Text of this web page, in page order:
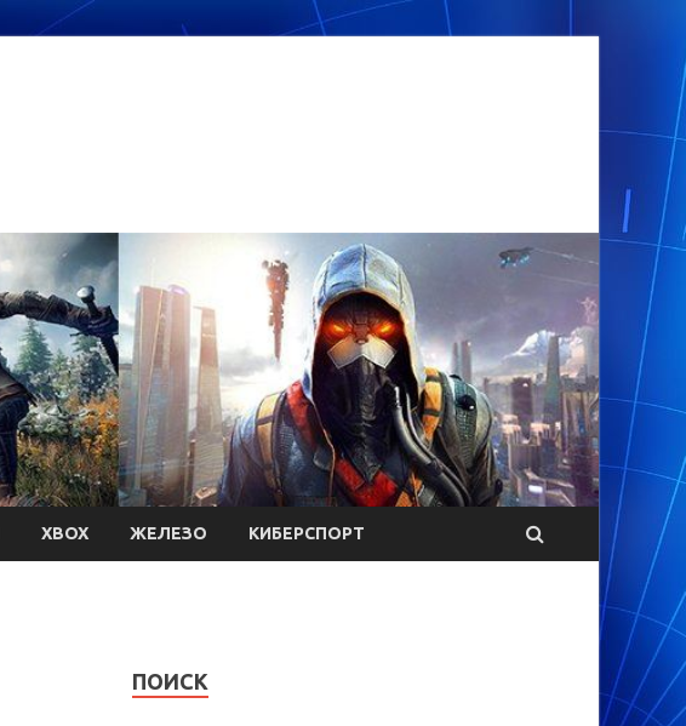
XBOX ЖЕЛЕЗО КИБЕРСПОРТ
ПОИСК